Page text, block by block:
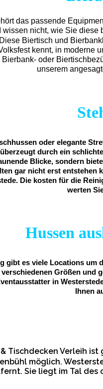
das passende
wissen nicht, wie Sie
Biertisch und
kennt, in moderne
oder
unserem
oder elegante
durch ein
Blicke, sondern
gar nicht erst
Die kosten für die
werten
Hussen
gibt es viele Locations
verschiedenen Größen und
in
Ihnen
& Tischdecken Verleih
möglich.
Sie liegt im Tal des